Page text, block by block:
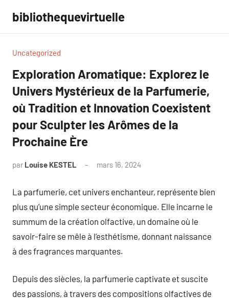
contenu
bibliothequevirtuelle
Uncategorized
Exploration Aromatique: Explorez le
Univers Mystérieux de la Parfumerie,
où Tradition et Innovation Coexistent
pour Sculpter les Arômes de la
Prochaine Ère
par Louise KESTEL mars 16, 2024
La parfumerie, cet univers enchanteur, représente bien
plus qu’une simple secteur économique. Elle incarne le
summum de la création olfactive, un domaine où le
savoir-faire se mêle à l’esthétisme, donnant naissance
à des fragrances marquantes.
Depuis des siècles, la parfumerie captivate et suscite
des passions, à travers des compositions olfactives de